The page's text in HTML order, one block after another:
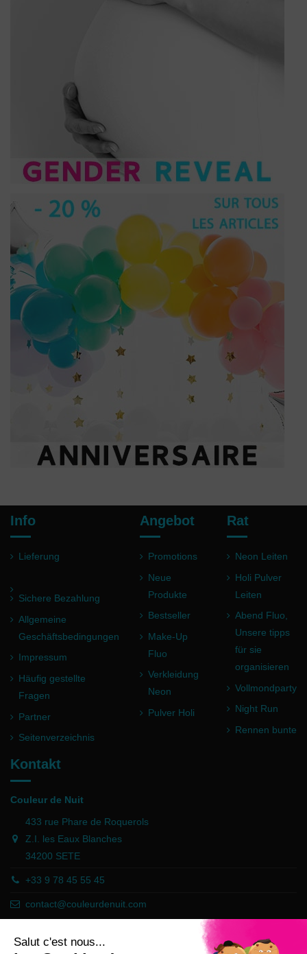
Info
Lieferung
Sichere Bezahlung
Allgemeine
Geschäftsbedingungen
Impressum
Häufig gestellte
Fragen
Partner
Seitenverzeichnis
Angebot
Promotions
Neue
Produkte
Bestseller
Make-Up
Fluo
Verkleidung
Neon
Pulver Holi
Rat
Neon Leiten
Holi Pulver
Leiten
Abend Fluo,
Unsere tipps
für sie
organisieren
Vollmondparty
Night Run
Rennen bunte
Kontakt
Couleur de Nuit
433 rue Phare de Roquerols
Z.I. les Eaux Blanches
34200 SETE
+33 9 78 45 55 45
contact@couleurdenuit.com
Händler zugelassen von Gesellschaft für Garantierte Bewertungen,
Klicken Sie hier